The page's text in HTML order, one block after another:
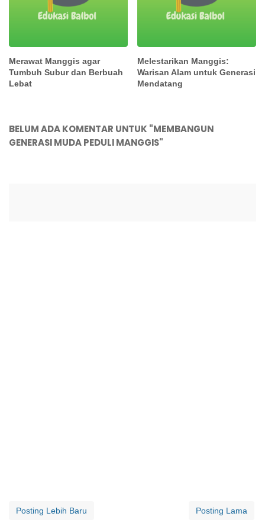
Merawat Manggis agar
Tumbuh Subur dan Berbuah
Lebat
Melestarikan Manggis:
Warisan Alam untuk Generasi
Mendatang
BELUM ADA KOMENTAR UNTUK "MEMBANGUN
GENERASI MUDA PEDULI MANGGIS"
Posting Lebih Baru Posting Lama